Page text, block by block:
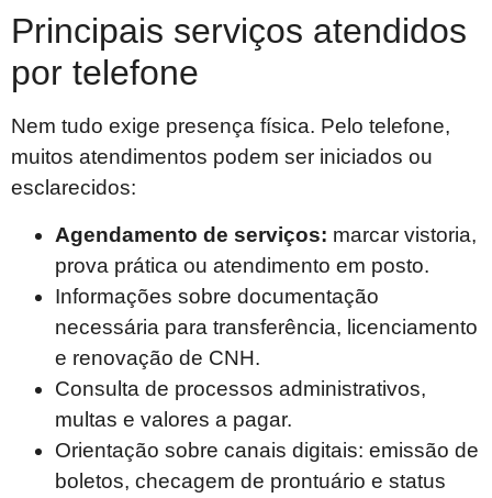
Principais serviços atendidos
por telefone
Nem tudo exige presença física. Pelo telefone,
muitos atendimentos podem ser iniciados ou
esclarecidos:
Agendamento de serviços: marcar vistoria,
prova prática ou atendimento em posto.
Informações sobre documentação
necessária para transferência, licenciamento
e renovação de CNH.
Consulta de processos administrativos,
multas e valores a pagar.
Orientação sobre canais digitais: emissão de
boletos, checagem de prontuário e status